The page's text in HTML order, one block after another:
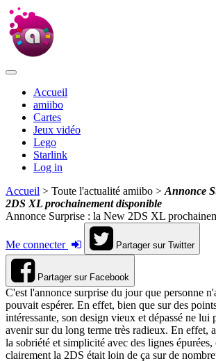
Accueil
amiibo
Cartes
Jeux vidéo
Lego
Starlink
Log in
Accueil > Toute l'actualité amiibo > Annonce
2DS XL prochainement disponible
Annonce Surprise : la New 2DS XL
Me connecter Partager sur Twitter
Partager sur Facebook
C'est l'annonce surprise du jour que personne
pouvait espérer. En effet, bien que sur des
intéressante, son design vieux et dépassé ne lui
avenir sur du long terme très radieux. En effet,
la sobriété et simplicité avec des lignes épurées,
clairement la 2DS était loin de ça sur de